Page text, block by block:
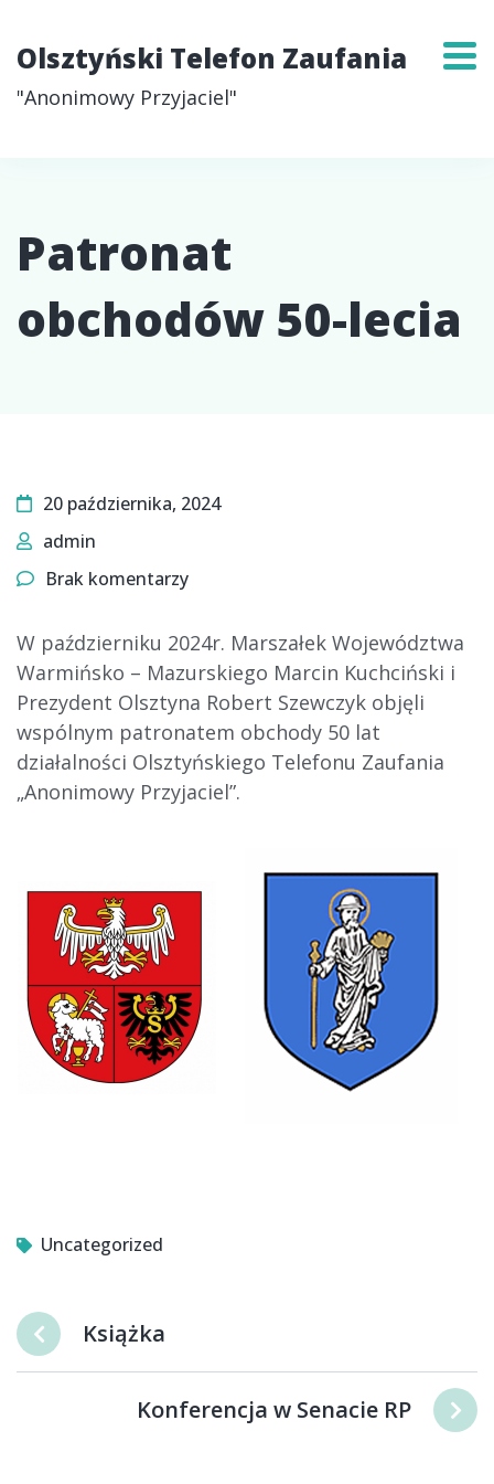
Olsztyński Telefon Zaufania
"Anonimowy Przyjaciel"
Patronat
obchodów 50-lecia
20 października, 2024
admin
Brak komentarzy
W październiku 2024r. Marszałek Województwa
Warmińsko – Mazurskiego Marcin Kuchciński i
Prezydent Olsztyna Robert Szewczyk objęli
wspólnym patronatem obchody 50 lat
działalności Olsztyńskiego Telefonu Zaufania
„Anonimowy Przyjaciel”.
Uncategorized
Książka
Konferencja w Senacie RP